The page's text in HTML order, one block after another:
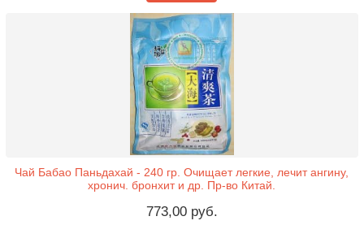
Чай Бабао Паньдахай - 240 гр. Очищает легкие, лечит ангину,
хронич. бронхит и др. Пр-во Китай.
773,00 руб.